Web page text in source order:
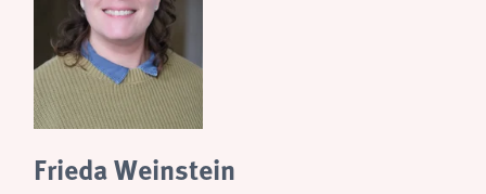
Frieda Weinstein